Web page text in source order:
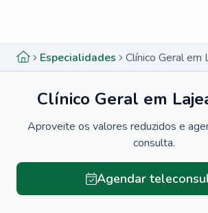
Especialidades
Clínico Geral em
Aproveite os valores reduzidos e
consulta.
Agendar